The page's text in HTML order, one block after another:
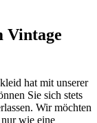
Vintage
hat mit unserer
Sie sich stets
Wir möchten
wie eine